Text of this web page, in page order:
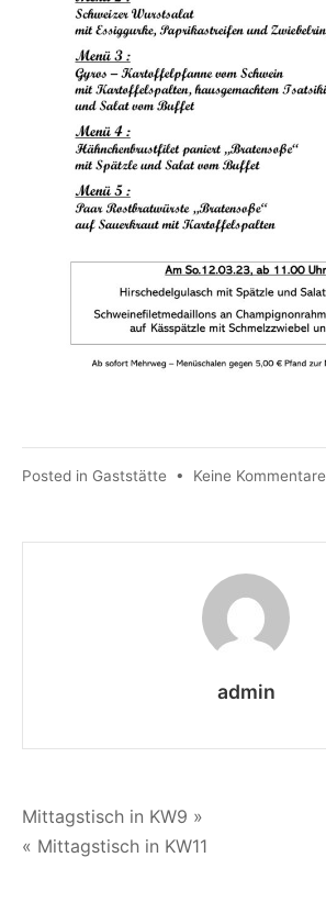
Posted in Gaststätte • Keine Kommentare
admin
Beitragsnavigation
Mittagstisch in KW9 »
« Mittagstisch in KW11